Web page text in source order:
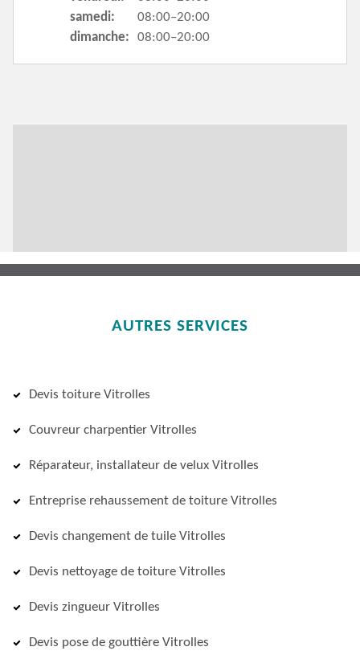
samedi:
08:00–20:00
dimanche:
08:00–20:00
AUTRES SERVICES
Devis toiture Vitrolles
Couvreur charpentier Vitrolles
Réparateur, installateur de velux Vitrolles
Entreprise rehaussement de toiture Vitrolles
Devis changement de tuile Vitrolles
Devis nettoyage de toiture Vitrolles
Devis zingueur Vitrolles
Devis pose de gouttière Vitrolles